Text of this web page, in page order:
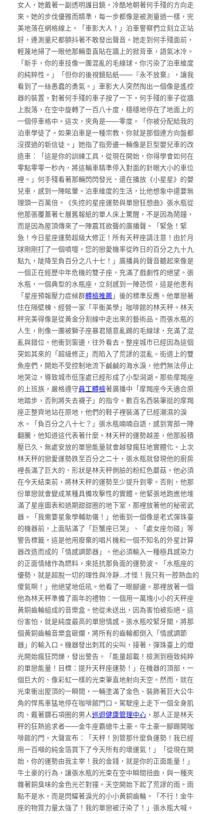
女人，她戴著一副透明護目鏡，冷酷地朝著何手殘的方向走
來。她的步伐優雅而精準，每一步都像是被測量過一樣，完
美地落在網格線上。「車影大人！」泊車警察們立刻立正站
好，連測量尺都顫抖著不敢發出聲音。她走到何手殘面前，
輕蔑地掃了一眼他那輛垂直貼在牆上的掀背車，語氣冰冷。
「新手，你的車技像一團混亂的毛線球。你污染了泊車維度
的純粹性。」「但你的後視鏡貼紙——『永不放棄』，讓我
看到了一絲愚蠢的勇氣。」車影大人突然掏出一個像是遙控
器的裝置，對著何手殘的車子按了一下。何手殘的車子從牆
上脫落，在空中旋轉了一百八十度，穩穩地停在了地面上的
一個停車格中。這次，夾角是——零度。「你被分配給我的
泊車學徒了。如果泊車是一種宗教，你就是那個連方向盤都
沒摸過的新信徒。」她指了指旁邊一輛像是巨型嬰兒車的改
造車：「這是你的訓練工具，從現在開始，你得學會如何在
零點零零一秒內，將這輛車精準停入對面的針眼大小的車位
裡。」何手殘看著那輛閃閃發光、還在播放《小星星》的嬰
兒車，感到一陣眩暈。泊車維度的生活，比他想象中還要無
理頭一百萬倍。《失控的星座運勢與單戀狂想曲》張水瓶從
他那張覆蓋著七層舊報紙的單人床上驚醒，不是因為鬧鐘，
而是因為屋頂傳來了一陣震耳欲聾的廣播聲。「緊急！緊
急！今日星座運勢超級大修正！所有天秤座請注意！由於月
球剛剛打了一個噴嚏，您的戀愛機率從昨日的百分之九十九
點九，陡降至負百分之八十七！」廣播員的聲音聽起來像是
一個正在經歷中年危機的雙子座，充滿了戲劇性的絕望。張
水瓶，一個典型的水瓶座，立刻感到一陣恐慌，這是他患有
「星座預報壓力症候群體檢推薦 」後的標準反應。他單戀著
住在隔壁棟、經營一家「平衡美學」咖啡館的林天秤。林天
秤完美得像是從黃金分割線中走出來的藝術品。而張水瓶的
人生，則像一團被獅子座暴君隨意亂踢的毛線球，充滿了混
亂與錯位。他衝到窗邊，往外看去。整座城市已經因為這個
突如其來的「超級修正」而陷入了荒謬的混亂。街道上的雙
魚座們，開始不受控制地流下鹹鹹的海水淚，他們無法停止
地哭泣，導致城市低窪處已經形成了小型潟湖。那些摩羯座
的上班族，嚴格遵守員工體檢著廣播中「摩羯座今天適合原
地踏步，否則將失去襪子」的指令。數百名西裝筆挺的摩羯
座正整齊地站在原地，他們的鞋子裡裝滿了已經潮濕的淚
水。「負百分之八十七？」張水瓶喃喃自語，感到胃部一陣
翻騰，他知道這代表著什麼。林天秤的運勢越差，他那股積
壓已久、無處安放的單戀能量就會越發瘋狂地實體化。上次
林天秤的戀愛運勢跌至百分之二十，張水瓶就發現他的廚房
裡長滿了巨大的、形狀是林天秤側臉的粉紅色蘑菇。他必須
在今天結束前，將林天秤的運勢至少提升到零。否則，他那
份單戀就會變成某種具備攻擊性的實體。他緊張地跑進他堆
滿了星座圖表和過期甜甜圈的地下室，那裡放著他的秘密武
器。「我需要星象學輔助儀！」他衝到一個像是老式彈珠臺
的機器前，上面貼滿了「巨蟹座已哭」、「處女座勿碰」等
警告標籤。這是他用廢棄的唱片機和一個不知名的外星計算
器改造而成的「情感調節器」。他必須輸入一種極具感染力
的正面情緒作為燃料，來抵抗那負面的運勢波。「水瓶座的
優勢，就是超脫一切的理性與冷靜…才怪！我只有一腔熱血的
傻氣啊！」他絕望地低吼。他看了一眼腳邊。那裡放著一個
他為林天秤準備了兩年的禮物：一個用一萬塊小小的天秤座
黃銅齒輪組成的音樂盒。他從未送出，因為害怕被拒絕。這
份害怕，就是純度最高的單戀情感。張水瓶咬緊牙關，將那
個黃銅齒輪音樂盒砸爛，將所有的齒輪都倒入「情感調節
器」的輸入口。機器發出刺耳的尖叫，接著，彈珠臺上的燈
光開始瘋狂閃爍，發出警告。「能量超載！檢測到極致純粹
的單戀能量！目標：提升天秤座運勢！」在機器的頂部，一
個巨大的、像彩虹一樣的光束筆直地射向天空。然而，就在
光束衝出屋頂的一瞬間，一輛塗滿了金色、裝飾著巨大公牛
角的悍馬車猛地停在咖啡館門口。駕駛座上走下一個全身肌
肉、戴著鑽石項圈的男人巡迴健康管理中心 ，那人正是林天
秤的狂熱追求者——金牛座霸總牛土豪。牛土豪一腳踢開咖
啡館的門，大聲宣布：「天秤！別管那什麼負運勢！我已經
用一百噸的純金箔買下了今天所有的壞運氣！」「從現在開
始，你的運勢由我主宰！我的金錢，就是你的正面能量！」
牛土豪的行為，讓張水瓶的光束在空中瞬間扭曲，與一種夾
雜著銅臭味的金色光芒對撞。天空開始下起了荒謬的雨。雨
點不是水，而是閃耀著淚光的小小黃銅齒輪。「不行！金牛
座的物質力量太強了！我的單戀被汙染了！」張水瓶大喊。